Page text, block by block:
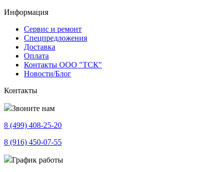
Информация
Сервис и ремонт
Спецпредложения
Доставка
Оплата
Контакты ООО "ТСК"
Новости/Блог
Контакты
Звоните нам
8 (499) 408-25-20
8 (916) 450-07-55
График работы